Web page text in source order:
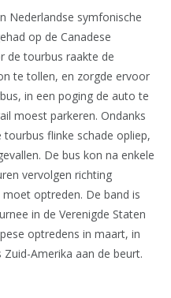
Nederlandse symfonische
op de Canadese
de tourbus raakte de
te tollen, en zorgde ervoor
in een poging de auto te
moest parkeren. Ondanks
flinke schade opliep,
De bus kon na enkele
vervolgen richting
optreden. De band is
in de Verenigde Staten
optredens in maart, in
Amerika aan de beurt.